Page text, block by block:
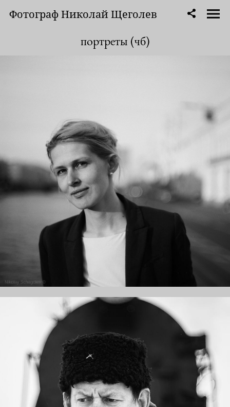
Фотограф Николай Щеголев
портреты (чб)